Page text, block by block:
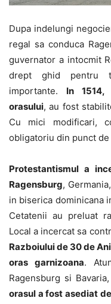
Dupa indelungi
regal sa conduca
guvernator a intocmit
drept ghid pentru
importante. In
orasului, au fost
Cu mici modificari,
obligatoriu din punct
Protestantismul a
Ragensburg,
in biserica dominicana
Cetatenii au preluat
Local a incercat sa
Razboiului de 30 de Ani
oras garnizoana.
Ragensburg si
orasul a fost asediat